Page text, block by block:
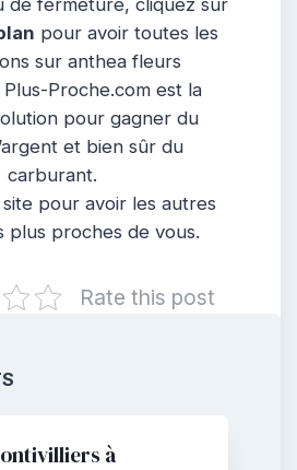
pour avoir toutes les
sur anthea fleurs
Proche.com est la
pour gagner du
et bien sûr du
carburant.
pour avoir les autres
plus proches de vous.
Rate this post
à